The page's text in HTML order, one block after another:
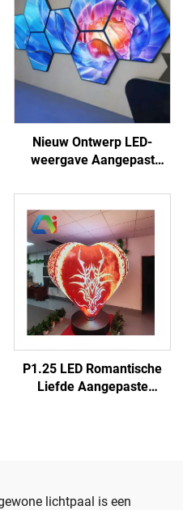
Nieuw Ontwerp LED-
weergave Aangepast
Meervoudig Gevlakte
Videowand voor DJ
Podium Hangende
Onregelmatige LED
Weergave Scherm
P1.25 LED Romantische
Liefde Aangepaste
lichtpaal is een